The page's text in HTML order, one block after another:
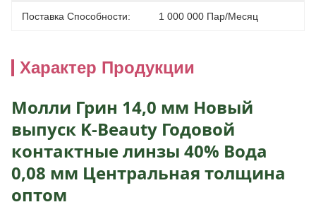
Поставка Способности: 1 000 000 Пар/месяц
Характер Продукции
Молли Грин 14,0 мм Новый
выпуск K-Beauty Годовой
контактные линзы 40% Вода
0,08 мм Центральная толщина
оптом